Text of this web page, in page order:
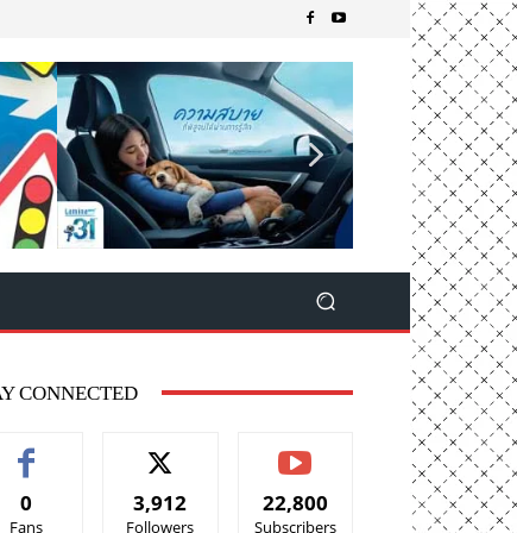
CONNECTED
0
Fans
3,912
Followers
22,800
Subscribers